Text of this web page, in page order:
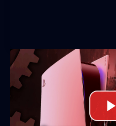
El problema de
retrocompatibilidad
Como bien sabréis,